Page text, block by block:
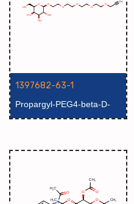
1397682-63-1
Propargyl-PEG4-beta-D-
glucose